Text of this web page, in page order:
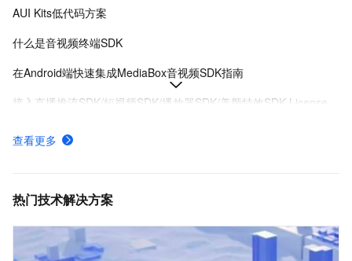
AUI Kits低代码方案
什么是音视频终端SDK
在Android端快速集成MediaBox音视频SDK指南
接入直播推流SDK/短视频SDK/播放器SDK/美颜特效SDK License
MediaBox音视频SDK Demo体验
MediaBox音视频SDK计费项说明及购买方式
查看更多
热门技术解决方案